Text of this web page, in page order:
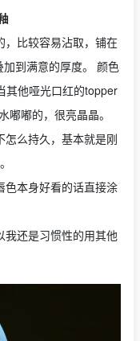
，比较容易沾取，铺在
到满意的厚度。 颜色
其他哑光口红的topper
嘟嘟的，很亮晶晶。
怎么持久，基本就是刚
色本身好看的话直接涂
我还是习惯性的用其他